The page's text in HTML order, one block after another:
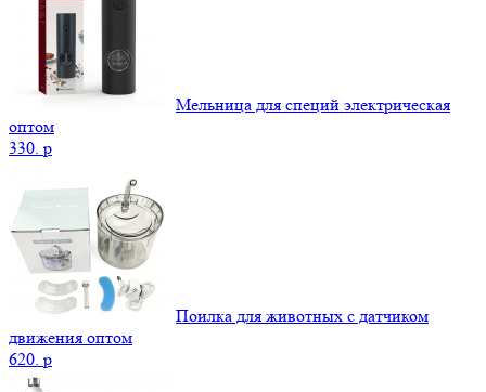
Мельница для специй электрическая
оптом
330. p
Поилка для животных с датчиком
движения оптом
620. p